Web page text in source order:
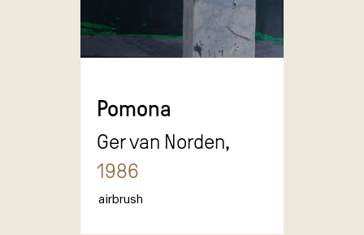
Pomona
Ger van Norden,
1986
airbrush